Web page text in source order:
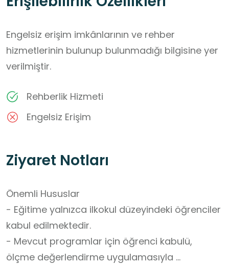
Engelsiz erişim imkânlarının ve rehber
hizmetlerinin bulunup bulunmadığı bilgisine yer
verilmiştir.
Rehberlik Hizmeti
Engelsiz Erişim
Ziyaret Notları
Önemli Hususlar
- Eğitime yalnızca ilkokul düzeyindeki öğrenciler
kabul edilmektedir.
- Mevcut programlar için öğrenci kabulü,
ölçme değerlendirme uygulamasıyla